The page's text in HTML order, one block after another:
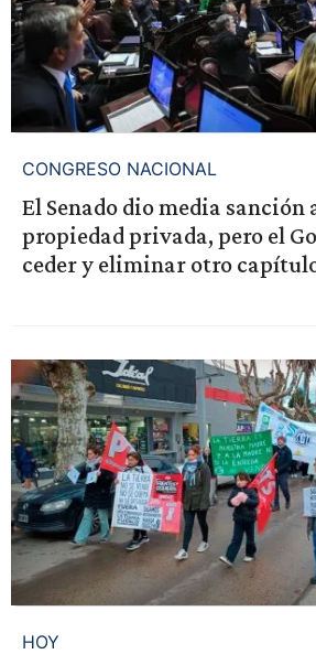
CONGRESO NACIONAL
El Senado dio media sanción
propiedad privada, pero el
ceder y eliminar otro
HOY